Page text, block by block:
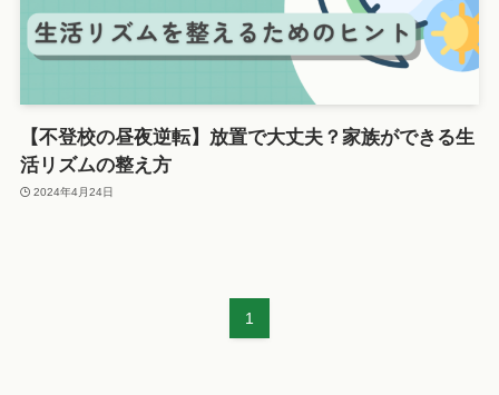
【不登校の昼夜逆転】放置で大丈夫？家族ができる生
活リズムの整え方
2024年4月24日
1